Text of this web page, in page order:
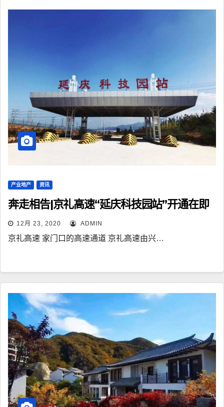
产业地产 资讯
奔走相告|京礼高速“延庆科技园站”开通在即
12月 23, 2020 ADMIN
京礼高速 家门口的高速通道 京礼高速由兴…